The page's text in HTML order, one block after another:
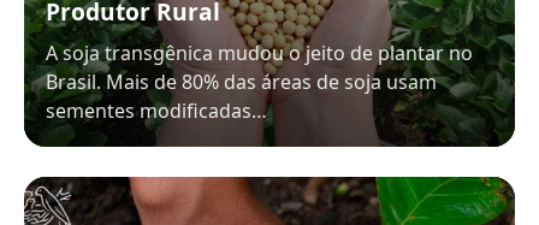
Produtor Rural
A soja transgênica mudou o jeito de plantar no
Brasil. Mais de 80% das áreas de soja usam
sementes modificadas…